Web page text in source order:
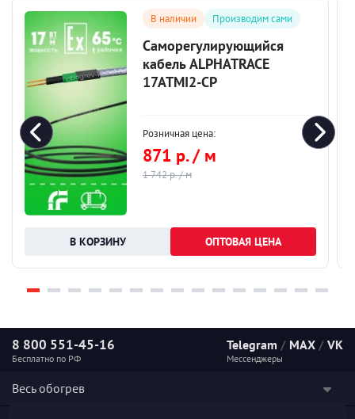
В наличии Производим сами
Саморегулирующийся
кабель ALPHATRACE
17ATMI2-CP
Розничная цена:
871 р. / м
1 742 р. / м
ОПТОВАЯ ЦЕНА
8 800 551-45-16
Бесплатно по РФ
Telegram / MAX / VK
Мессенджеры
Весь обогрев